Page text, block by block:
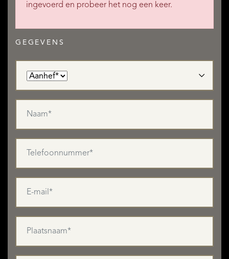
ingevoerd en probeer het nog een keer.
GEGEVENS